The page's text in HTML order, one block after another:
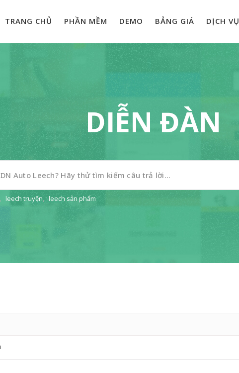
TRANG CHỦ PHẦN MỀM DEMO BẢNG GIÁ DỊCH VỤ
DIỄN ĐÀN
leech truyện, leech sản phẩm